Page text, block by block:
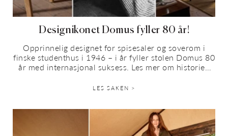
Designikonet Domus fyller 80 år!
Opprinnelig designet for spisesaler og soverom i
finske studenthus i 1946 – i år fyller stolen Domus 80
år med internasjonal suksess. Les mer om historien
LES SAKEN >